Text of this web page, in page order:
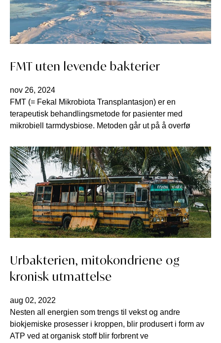
FMT uten levende bakterier
nov 26, 2024
FMT (= Fekal Mikrobiota Transplantasjon) er en
terapeutisk behandlingsmetode for pasienter med
mikrobiell tarmdysbiose. Metoden går ut på å overfø
Urbakterien, mitokondriene og
kronisk utmattelse
aug 02, 2022
Nesten all energien som trengs til vekst og andre
biokjemiske prosesser i kroppen, blir produsert i form av
ATP ved at organisk stoff blir forbrent ve